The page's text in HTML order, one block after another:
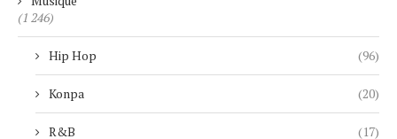
(1 246)
Hip Hop (96)
Konpa (20)
R&B (17)